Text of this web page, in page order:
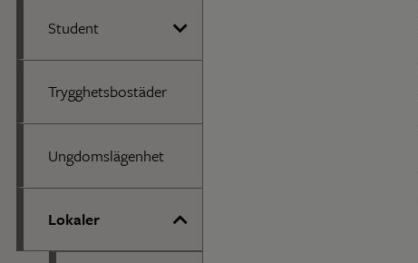
Student
Trygghetsbostäder
Ungdomslägenhet
Lokaler